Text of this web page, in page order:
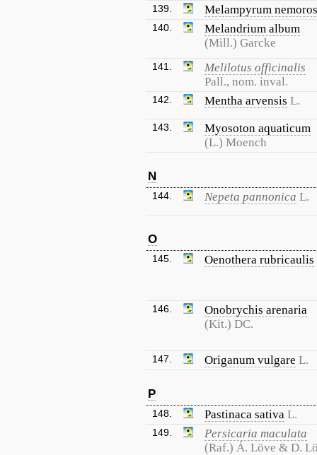
139. Melampyrum
140.
Melandrium album
(Mill.) Garcke
141.
Melilotus officinalis
Pall., nom. inval.
142. Mentha arvensis L.
143.
Myosoton aquaticum
(L.) Moench
N
144. Nepeta pannonica L.
O
145. Oenothera rubricaulis
146.
Onobrychis arenaria
(Kit.) DC.
147. Origanum vulgare L.
P
148. Pastinaca sativa L.
149.
Persicaria maculata
(Raf.) Á. Löve & D.